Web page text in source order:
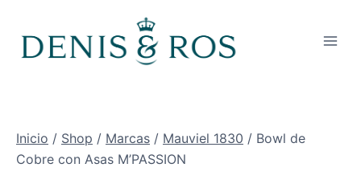
contenido
Inicio / Shop / Marcas / Mauviel 1830 / Bowl de
Cobre con Asas M’PASSION